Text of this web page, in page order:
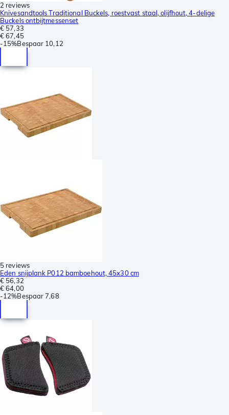
2 reviews
Knivesandtools Traditional Buckels, roestvast staal, olijfhout, 4-delige
Buckels ontbijtmessenset
€ 57,33
€ 67,45
-15%Bespaar 10,12
5 reviews
Eden snijplank P012 bamboehout, 45x30 cm
€ 56,32
€ 64,00
-12%Bespaar 7,68